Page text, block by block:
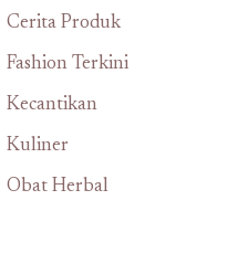
Cerita Produk
Fashion Terkini
Kecantikan
Kuliner
Obat Herbal